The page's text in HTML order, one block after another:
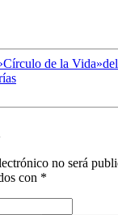
de la
no será
con *